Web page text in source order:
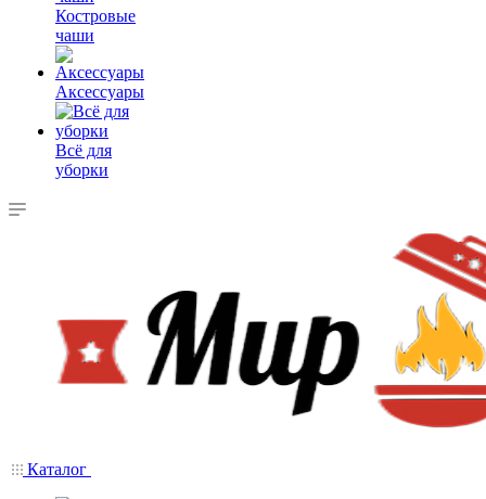
Костровые
чаши
Аксессуары
Всё для
уборки
Каталог